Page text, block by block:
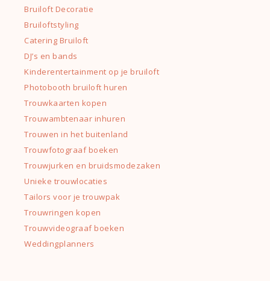
Bruiloft Decoratie
Bruiloftstyling
Catering Bruiloft
DJ’s en bands
Kinderentertainment op je bruiloft
Photobooth bruiloft huren
Trouwkaarten kopen
Trouwambtenaar inhuren
Trouwen in het buitenland
Trouwfotograaf boeken
Trouwjurken en bruidsmodezaken
Unieke trouwlocaties
Tailors voor je trouwpak
Trouwringen kopen
Trouwvideograaf boeken
Weddingplanners